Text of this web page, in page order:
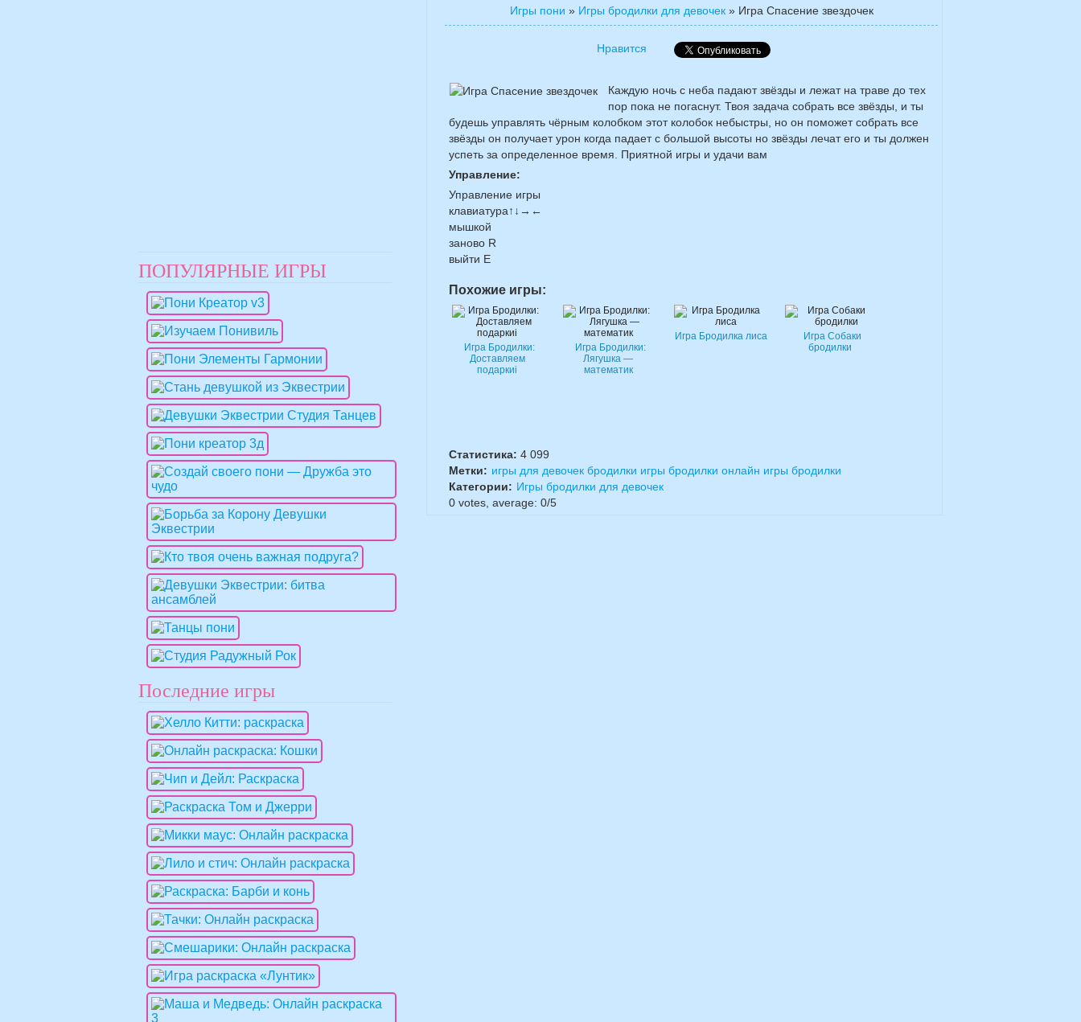
Игры пони » Игры бродилки для девочек» Игра Спасение звездочек
Нравится
Каждую ночь с неба падают звёзды и лежат на траве до тех
пор пока не погаснут. Твоя задача собрать все звёзды, и ты
будешь управлять чёрным колобком этот колобок небыстры, но он поможет собрать все
звёзды он получает урон когда падает с большой высоты но звёзды лечат его и ты должен
успеть за определенное время. Приятной игры и удачи вам
Управление:
Управление игры
клавиатура↑↓→←
мышкой
заново R
выйти E
Похожие игры:
Игра Бродилки:
Доставляем
подаркиi
Игра Бродилки:
Лягушка —
математик
Игра Бродилка лиса
Игра Собаки
бродилки
Статистика: 4 099
Метки: игры для девочек бродилки игры бродилки онлайн игры бродилки
Категории: Игры бродилки для девочек
0 votes, average: 0/5
ПОПУЛЯРНЫЕ ИГРЫ
Последние игры